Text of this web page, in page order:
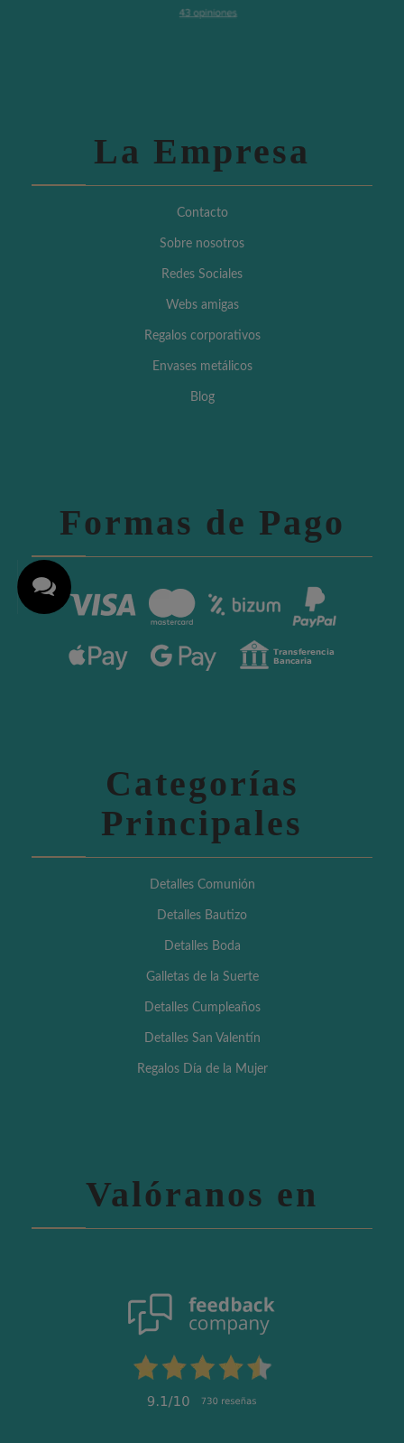
La Empresa
Contacto
Sobre nosotros
Redes Sociales
Webs amigas
Regalos corporativos
Envases metálicos
Blog
Formas de Pago
Categorías
Principales
Detalles Comunión
Detalles Bautizo
Detalles Boda
Galletas de la Suerte
Detalles Cumpleaños
Detalles San Valentín
Regalos Día de la Mujer
Valóranos en